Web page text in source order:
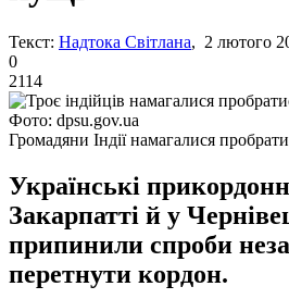
Текст: Надтока Світлана, 2 лютого
0
2114
Фото: dpsu.gov.ua
Громадяни Індії намагалися
Українські
Закарпатті й у
припинили спроби
перетнути кордон.